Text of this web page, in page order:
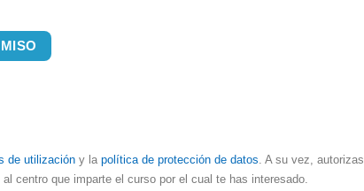
de utilización y la política de protección de datos. A su vez, autorizas
centro que imparte el curso por el cual te has interesado.